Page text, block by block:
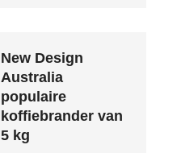
New Design
Australia
populaire
koffiebrander van
5 kg